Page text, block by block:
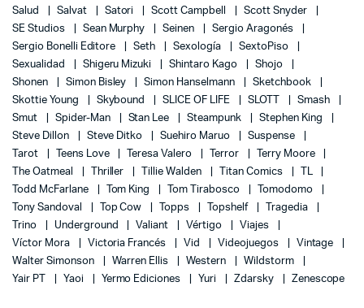
Salud
Salvat Satori Scott Campbell
Scott Snyder
SE Studios
Sean Murphy Seinen
Sergio Aragonés
Sergio Bonelli Editore
Seth Sexología
SextoPiso
Sexualidad
Shigeru Mizuki Shintaro Kago
Shojo
Shonen
Simon Bisley Simon Hanselmann
Sketchbook
Skottie Young
Skybound SLICE OF LIFE SLOTT
Smash
Smut
Spider-Man Stan Lee Steampunk
Stephen King
Steve Dillon
Steve Ditko Suehiro Maruo
Suspense
Tarot
Teens Love Teresa Valero Terror
Terry Moore
The Oatmeal
Thriller Tillie Walden Titan Comics
TL
Todd McFarlane
Tom King Tom Tirabosco
Tomodomo
Tony Sandoval
Top Cow Topps Topshelf
Tragedia
Trino
Underground Valiant Vértigo
Viajes
Víctor Mora
Victoria Francés Vid Videojuegos
Vintage
Walter Simonson
Warren Ellis Western
Wildstorm
Yair PT
Yaoi Yermo Ediciones Yuri Zdarsky Zenescope